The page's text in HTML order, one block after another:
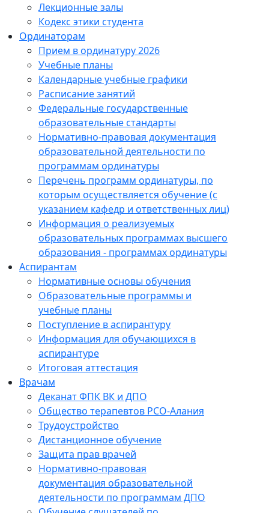
Лекционные залы
Кодекс этики студента
Ординаторам
Прием в ординатуру 2026
Учебные планы
Календарные учебные графики
Расписание занятий
Федеральные государственные
образовательные стандарты
Нормативно-правовая документация
образовательной деятельности по
программам ординатуры
Перечень программ ординатуры, по
которым осуществляется обучение (с
указанием кафедр и ответственных лиц)
Информация о реализуемых
образовательных программах высшего
образования - программах ординатуры
Аспирантам
Нормативные основы обучения
Образовательные программы и
учебные планы
Поступление в аспирантуру
Информация для обучающихся в
аспирантуре
Итоговая аттестация
Врачам
Деканат ФПК ВК и ДПО
Общество терапевтов РСО-Алания
Трудоустройство
Дистанционное обучение
Защита прав врачей
Нормативно-правовая
документация образовательной
деятельности по программам ДПО